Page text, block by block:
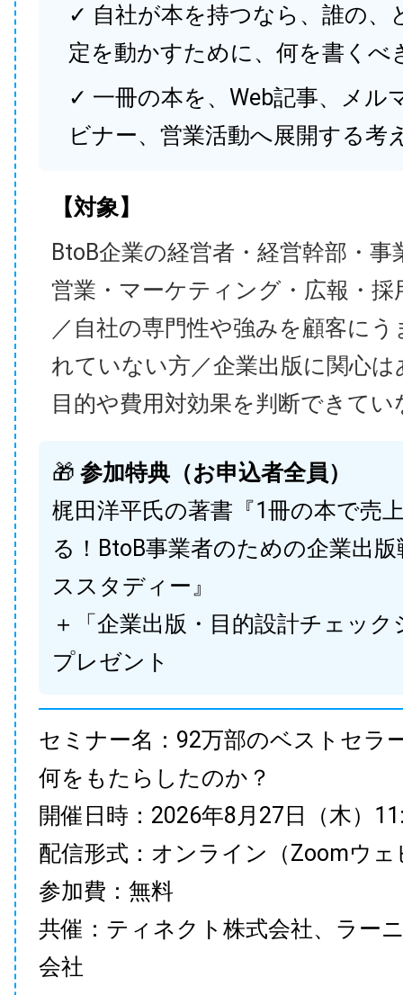
✓ 自社が本を持つなら、誰の、
定を動かすために、何を書くべ
✓ 一冊の本を、Web記事、メル
ビナー、営業活動へ展開する考
【対象】
BtoB企業の経営者・経営幹部・事
営業・マーケティング・広報・採
／自社の専門性や強みを顧客に
れていない方／企業出版に関心
目的や費用対効果を判断できてい
🎁 参加特典（お申込者全員）
梶田洋平氏の著書『1冊の本で売
る！BtoB事業者のための企業出
ススタディー』
＋「企業出版・目的設計チェック
プレゼント
セミナー名：92万部のベストセラ
何をもたらしたのか？
開催日時：2026年8月27日（木）
配信形式：オンライン（Zoomウェ
参加費：無料
共催：ティネクト株式会社、ラー
会社